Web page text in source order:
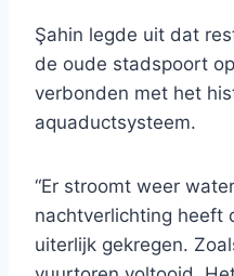
Şahin legde uit dat
de oude stadspoort
verbonden met het
aquaductsysteem.
“Er stroomt weer
nachtverlichting heeft
uiterlijk gekregen.